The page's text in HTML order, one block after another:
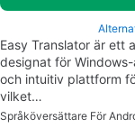
Easy Translator är ett
designat för
och intuitiv plattform
vilket…
Språköversättare För